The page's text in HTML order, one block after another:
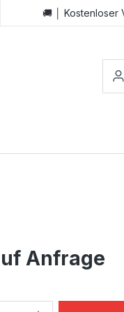
🚚 │ Kostenloser
Anfrage